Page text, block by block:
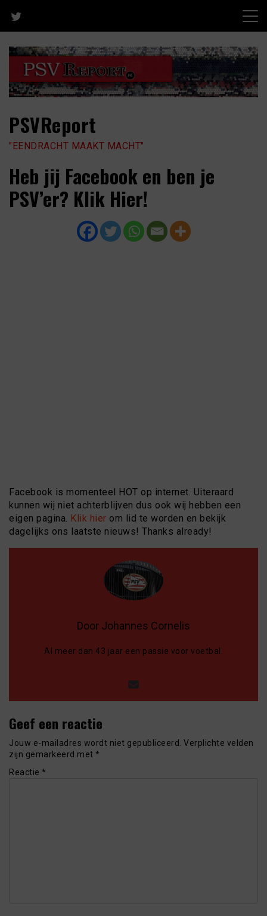
content
PSVReport
"EENDRACHT MAAKT MACHT"
Heb jij Facebook en ben je
PSV’er? Klik Hier!
Facebook is momenteel HOT op internet. Uiteraard
kunnen wij niet achterblijven dus ook wij hebben een
eigen pagina. Klik hier om lid te worden en bekijk
dagelijks ons laatste nieuws! Thanks already!
Door Johannes Cornelis
Al meer dan 43 jaar een passie voor voetbal.
Geef een reactie
Jouw e-mailadres wordt niet gepubliceerd. Verplichte velden
zijn gemarkeerd met *
Reactie *